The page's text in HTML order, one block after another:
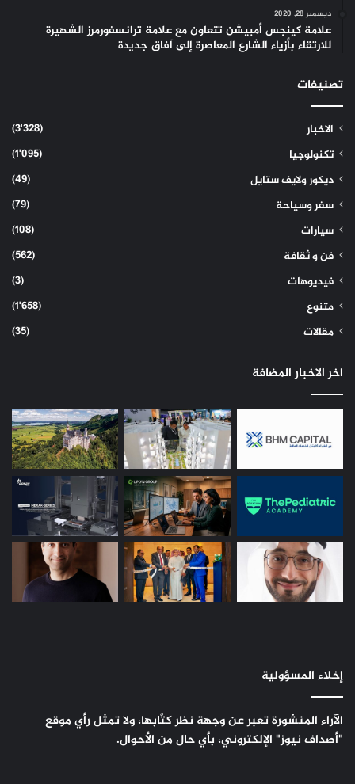
ديسمبر 28, 2020
علامة كينجس أمبيشن تتعاون مع علامة ترانسفورمرز الشهيرة
للارتقاء بأزياء الشارع المعاصرة إلى آفاق جديدة
تصنيفات
الاخبار
(3٬328)
تكنولوجيا
(1٬095)
ديكور ولايف ستايل
(49)
سفر وسياحة
(79)
سيارات
(108)
فن و ثقافة
(562)
فيديوهات
(3)
متنوع
(1٬658)
مقالات
(35)
اخر الاخبار المضافة
إخلاء المسؤولية
الآراء المنشورة تعبر عن وجهة نظر كتَّابها، ولا تمثل رأي موقع
"أصداف نيوز" الإلكتروني، بأي حال من الأحوال.